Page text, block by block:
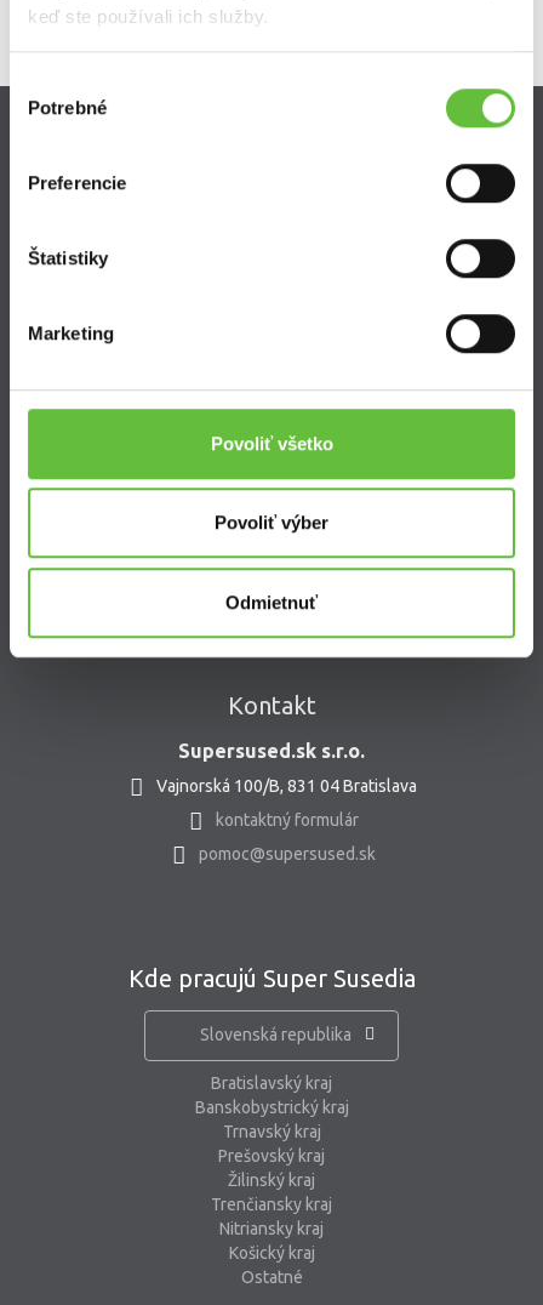
keď ste používali ich služby.
Výber
súhlasu
Potrebné
Preferencie
Štatistiky
Marketing
Povoliť všetko
Povoliť výber
Odmietnuť
SuperSused.sk
O nás
Riešenie problémov a reklamácií
Blog
Nastavenie súborov cookies
Kontakt
Supersused.sk s.r.o.
Vajnorská 100/B, 831 04 Bratislava
kontaktný formulár
pomoc@supersused.sk
Kde pracujú Super Susedia
Slovenská republika
Bratislavský kraj
Banskobystrický kraj
Trnavský kraj
Prešovský kraj
Žilinský kraj
Trenčiansky kraj
Nitriansky kraj
Košický kraj
Ostatné